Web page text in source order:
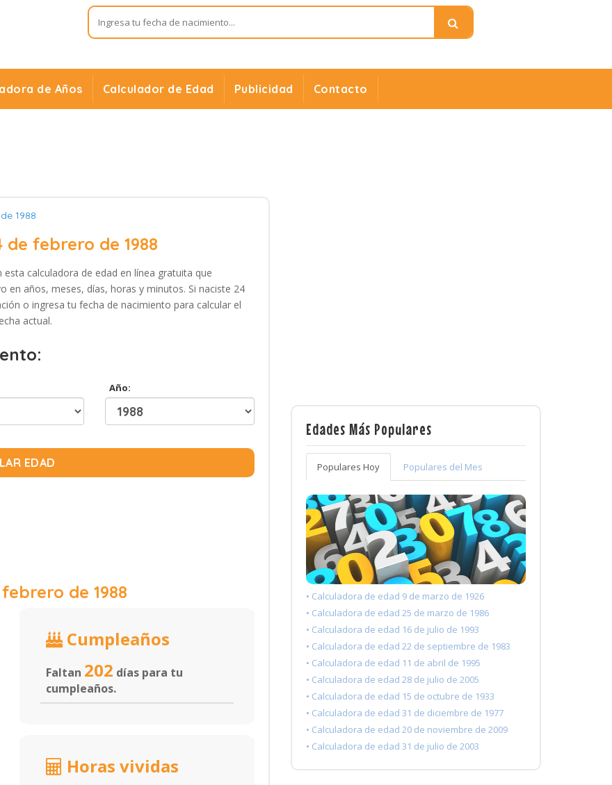
de Años Calculador de Edad Publicidad Contacto
1988
de febrero de 1988
calculadora de edad en línea gratuita que
en años, meses, días, horas y minutos. Si naciste 24
o ingresa tu fecha de nacimiento para calcular el
actual.
Año:
EDAD
de 1988
Cumpleaños
Faltan 202 días para tu
cumpleaños.
Horas vividas
Edades Más Populares
Populares Hoy Populares del Mes
• Calculadora de edad 9 de marzo de 1926
• Calculadora de edad 25 de marzo de 1986
• Calculadora de edad 16 de julio de 1993
• Calculadora de edad 22 de septiembre de 1983
• Calculadora de edad 11 de abril de 1995
• Calculadora de edad 28 de julio de 2005
• Calculadora de edad 15 de octubre de 1933
• Calculadora de edad 31 de diciembre de 1977
• Calculadora de edad 20 de noviembre de 2009
• Calculadora de edad 31 de julio de 2003